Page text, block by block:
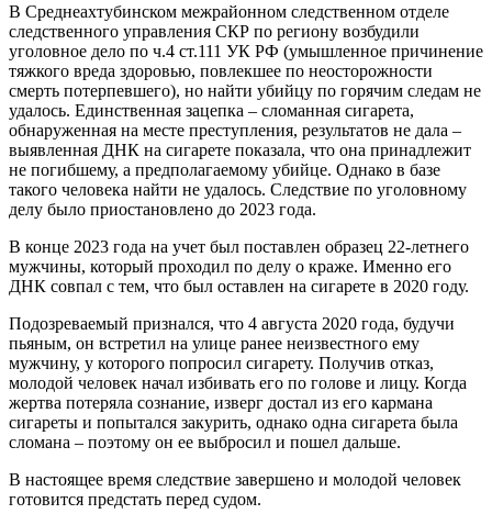
В Среднеахтубинском межрайонном следственном отделе
следственного управления СКР по региону возбудили
уголовное дело по ч.4 ст.111 УК РФ (умышленное причинение
тяжкого вреда здоровью, повлекшее по неосторожности
смерть потерпевшего), но найти убийцу по горячим следам не
удалось. Единственная зацепка – сломанная сигарета,
обнаруженная на месте преступления, результатов не дала –
выявленная ДНК на сигарете показала, что она принадлежит
не погибшему, а предполагаемому убийце. Однако в базе
такого человека найти не удалось. Следствие по уголовному
делу было приостановлено до 2023 года.
В конце 2023 года на учет был поставлен образец 22-летнего
мужчины, который проходил по делу о краже. Именно его
ДНК совпал с тем, что был оставлен на сигарете в 2020 году.
Подозреваемый признался, что 4 августа 2020 года, будучи
пьяным, он встретил на улице ранее неизвестного ему
мужчину, у которого попросил сигарету. Получив отказ,
молодой человек начал избивать его по голове и лицу. Когда
жертва потеряла сознание, изверг достал из его кармана
сигареты и попытался закурить, однако одна сигарета была
сломана – поэтому он ее выбросил и пошел дальше.
В настоящее время следствие завершено и молодой человек
готовится предстать перед судом.